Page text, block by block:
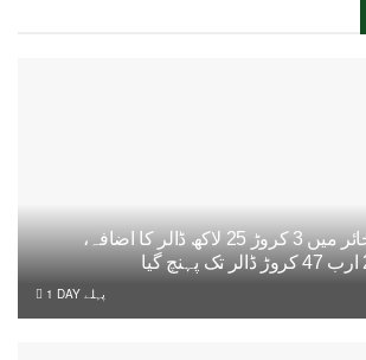
ملکی زرمبادلہ ذخائر میں 3 کروڑ 25 لاکھ ڈالر کا اضافہ،
1 DAY پہلے